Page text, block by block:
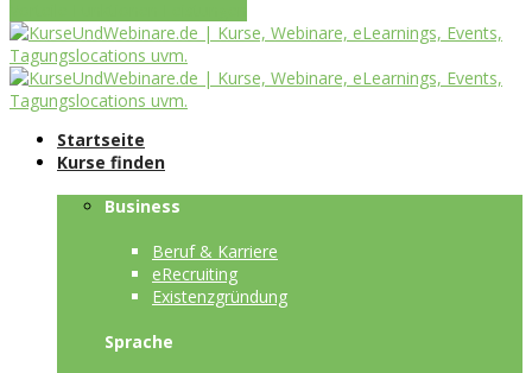
Startseite
Kurse finden
Business
Beruf & Karriere
eRecruiting
Existenzgründung
Sprache